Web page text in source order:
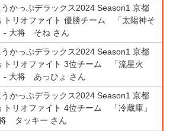
うかっぷデラックス2024 Season1 京都
トリオファイト 優勝チーム 「太陽神そ
- 大将 そね さん
うかっぷデラックス2024 Season1 京都
トリオファイト 3位チーム 「流星火
- 大将 あっひょ さん
うかっぷデラックス2024 Season1 京都
トリオファイト 4位チーム 「冷蔵庫」
タッキー さん